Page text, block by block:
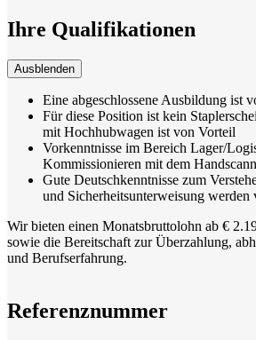
Ihre Qualifikationen
Ausblenden
Eine abgeschlossene Ausbildung ist
Für diese Position ist kein
mit Hochhubwagen ist von Vorteil
Vorkenntnisse im Bereich Lager/
Kommissionieren mit dem
Gute Deutschkenntnisse zum
und Sicherheitsunterweisung werden
Wir bieten einen Monatsbruttolohn ab €
sowie die Bereitschaft zur Überzahlung,
und Berufserfahrung.
Referenznummer